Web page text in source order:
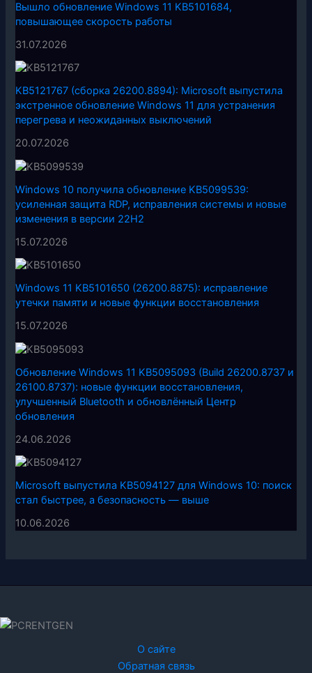
Вышло обновление Windows 11 KB5101684,
повышающее скорость работы
31.07.2026
KB5121767 (сборка 26200.8894): Microsoft выпустила
экстренное обновление Windows 11 для устранения
перегрева и неожиданных выключений
20.07.2026
Windows 10 получила обновление KB5099539:
усиленная защита RDP, исправления системы и новые
изменения в версии 22H2
15.07.2026
Windows 11 KB5101650 (26200.8875): исправление
утечки памяти и новые функции восстановления
15.07.2026
Обновление Windows 11 KB5095093 (Build 26200.8737 и
26100.8737): новые функции восстановления,
улучшенный Bluetooth и обновлённый Центр
обновления
24.06.2026
Microsoft выпустила KB5094127 для Windows 10: поиск
стал быстрее, а безопасность — выше
10.06.2026
О сайте
Обратная связь